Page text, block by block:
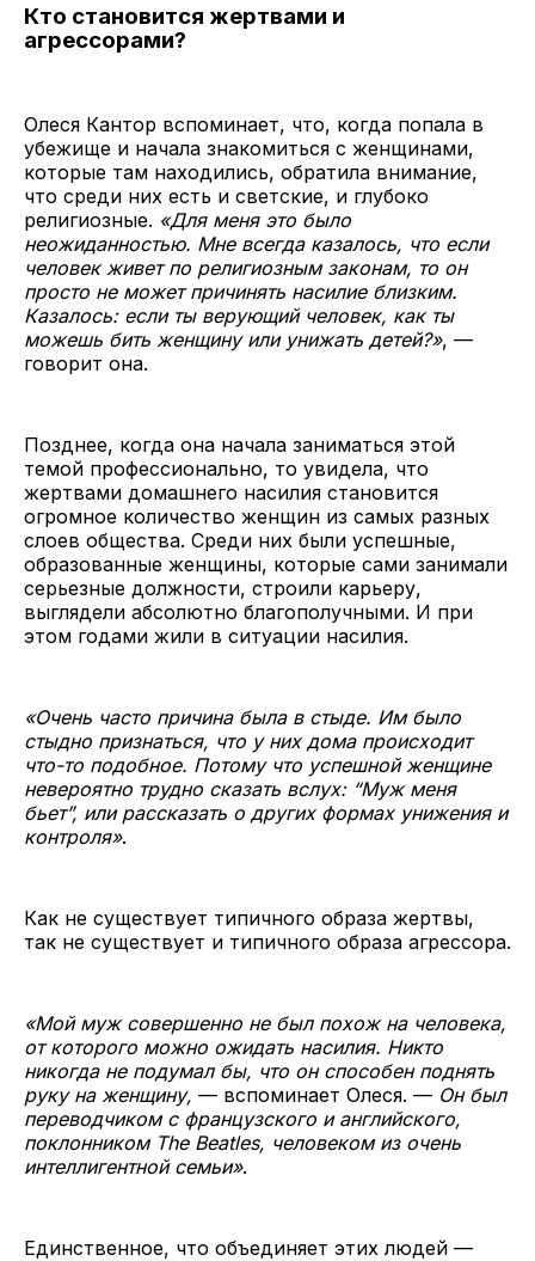
Кто становится жертвами и
агрессорами?
Олеся Кантор вспоминает, что, когда попала в
убежище и начала знакомиться с женщинами,
которые там находились, обратила внимание,
что среди них есть и светские, и глубоко
религиозные. «Для меня это было
неожиданностью. Мне всегда казалось, что если
человек живет по религиозным законам, то он
просто не может причинять насилие близким.
Казалось: если ты верующий человек, как ты
можешь бить женщину или унижать детей?», —
говорит она.
Позднее, когда она начала заниматься этой
темой профессионально, то увидела, что
жертвами домашнего насилия становится
огромное количество женщин из самых разных
слоев общества. Среди них были успешные,
образованные женщины, которые сами занимали
серьезные должности, строили карьеру,
выглядели абсолютно благополучными. И при
этом годами жили в ситуации насилия.
«Очень часто причина была в стыде. Им было
стыдно признаться, что у них дома происходит
что-то подобное. Потому что успешной женщине
невероятно трудно сказать вслух: “Муж меня
бьет”, или рассказать о других формах унижения и
контроля».
Как не существует типичного образа жертвы,
так не существует и типичного образа агрессора.
«Мой муж совершенно не был похож на человека,
от которого можно ожидать насилия. Никто
никогда не подумал бы, что он способен поднять
руку на женщину, — вспоминает Олеся. — Он был
переводчиком с французского и английского,
поклонником The Beatles, человеком из очень
интеллигентной семьи».
Единственное, что объединяет этих людей —